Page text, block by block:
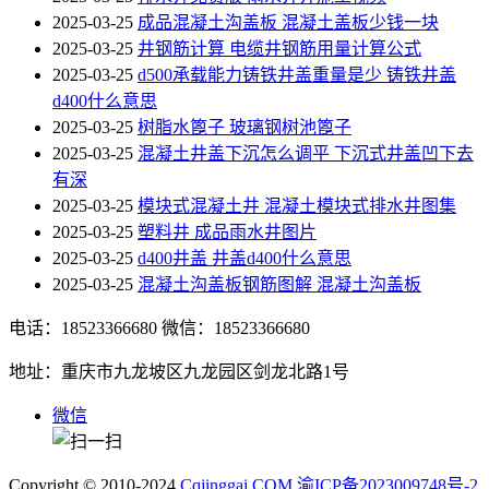
2025-03-25 成品混凝土沟盖板 混凝土盖板少钱一块
2025-03-25 井钢筋计算 电缆井钢筋用量计算公式
2025-03-25 d500承载能力铸铁井盖重量是少 铸铁井盖
d400什么意思
2025-03-25 树脂水篦子 玻璃钢树池篦子
2025-03-25 混凝土井盖下沉怎么调平 下沉式井盖凹下去
有深
2025-03-25 模块式混凝土井 混凝土模块式排水井图集
2025-03-25 塑料井 成品雨水井图片
2025-03-25 d400井盖 井盖d400什么意思
2025-03-25 混凝土沟盖板钢筋图解 混凝土沟盖板
电话：18523366680 微信：18523366680
地址：重庆市九龙坡区九龙园区剑龙北路1号
微信